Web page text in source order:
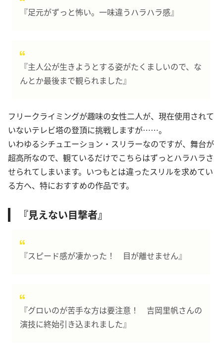
『足元がずっと怖い。一味違うハラハラ感』
『主人公が生きようとする姿がたくましいので、な
んとか最後まで観られました』
フリークライミングが趣味の女性二人が、現在使用されて
いないテレビ塔の登頂に挑戦しますが……。
いわゆるシチュエーション・スリラーなのですが、舞台が
超高所なので、観ているだけでこちらはずっとハラハラさ
せられてしまいます。いつもとは違ったスリルを求めてい
る方へ、特におすすめの作品です。
『見えない目撃者』
『スピード感が凄かった！ 目が離せません』
『グロいのが苦手な方は要注意！ 吉岡里帆さんの
演技に終始引き込まれました』